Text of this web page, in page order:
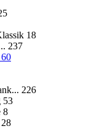
18
237
60
226
53
8
28